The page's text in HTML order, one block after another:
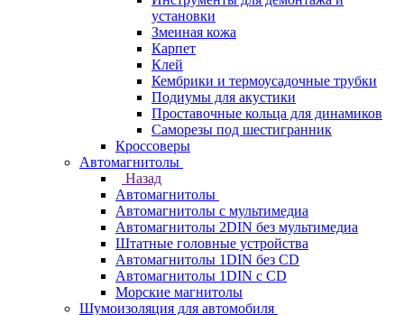
установки
Змеиная кожа
Карпет
Клей
Кембрики и термоусадочные трубки
Подиумы для акустики
Проставочные кольца для динамиков
Саморезы под шестигранник
Кроссоверы
Автомагнитолы
Назад
Автомагнитолы
Автомагнитолы с мультимедиа
Автомагнитолы 2DIN без мультимедиа
Штатные головные устройства
Автомагнитолы 1DIN без CD
Автомагнитолы 1DIN с CD
Морские магнитолы
Шумоизоляция для автомобиля